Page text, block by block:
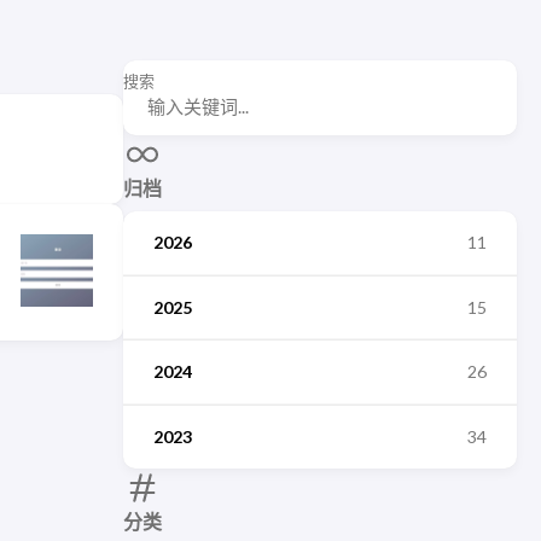
搜索
归档
2026 11
2025 15
2024 26
2023 34
分类